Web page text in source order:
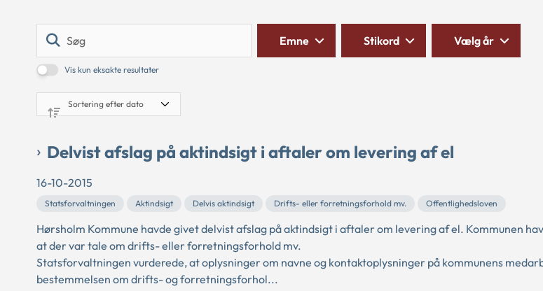
Vis kun eksakte resultater
Emne Stikord Vælg år
Delvist afslag på aktindsigt i aftaler om levering af el
16-10-2015
Statsforvaltningen Aktindsigt Delvis aktindsigt Drifts- eller forretningsforhold mv. Offentlighedsloven
Hørsholm Kommune havde givet delvist afslag på aktindsigt i aftaler om levering af el. Kommunen
at der var tale om drifts- eller forretningsforhold mv.
Statsforvaltningen vurderede, at oplysninger om navne og kontaktoplysninger på kommunens
bestemmelsen om drifts- og forretningsforhol...